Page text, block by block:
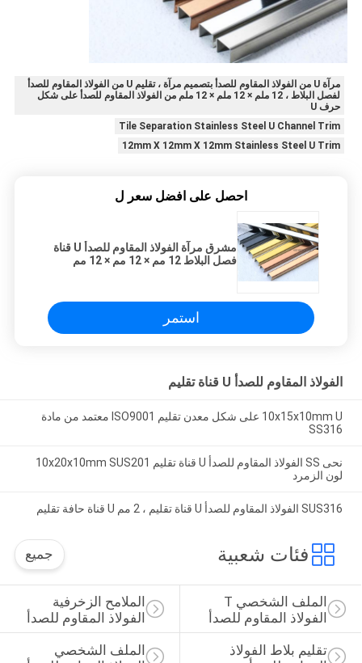
مرآة U من الفولاذ المقاوم للصدأ بتصميم مرآة ، تقليم U من الفولاذ المقاوم للصدأ
لفصل البلاط ، 12 ملم × 12 ملم × 12 ملم من الفولاذ المقاوم للصدأ على شكل
حرف U
Tile Separation Stainless Steel U Channel Trim
12mm X 12mm X 12mm Stainless Steel U Trim
احصل على افضل سعر ل
مشرق مرآة الفولاذ المقاوم للصدأ U قناة
فصل البلاط 12 مم × 12 مم × 12 مم
استمر
الفولاذ المقاوم للصدأ U قناة تقليم
10x15x10mm U على شكل معدن تقليم ISO9001 معتمد من مادة
SS316
نحى SS الفولاذ المقاوم للصدأ U قناة تقليم 10x20x10mm SUS201
لون الزمرد
SUS316 الفولاذ المقاوم للصدأ U قناة تقليم ، 2 مم U قناة حافة تقليم
فئات شعبية جميع
الملامح الزخرفية
الفولاذ المقاوم للصدأ
الفولاذ المقاوم للصدأ
الملف الشخصي
تقليم بلاط الفولاذ